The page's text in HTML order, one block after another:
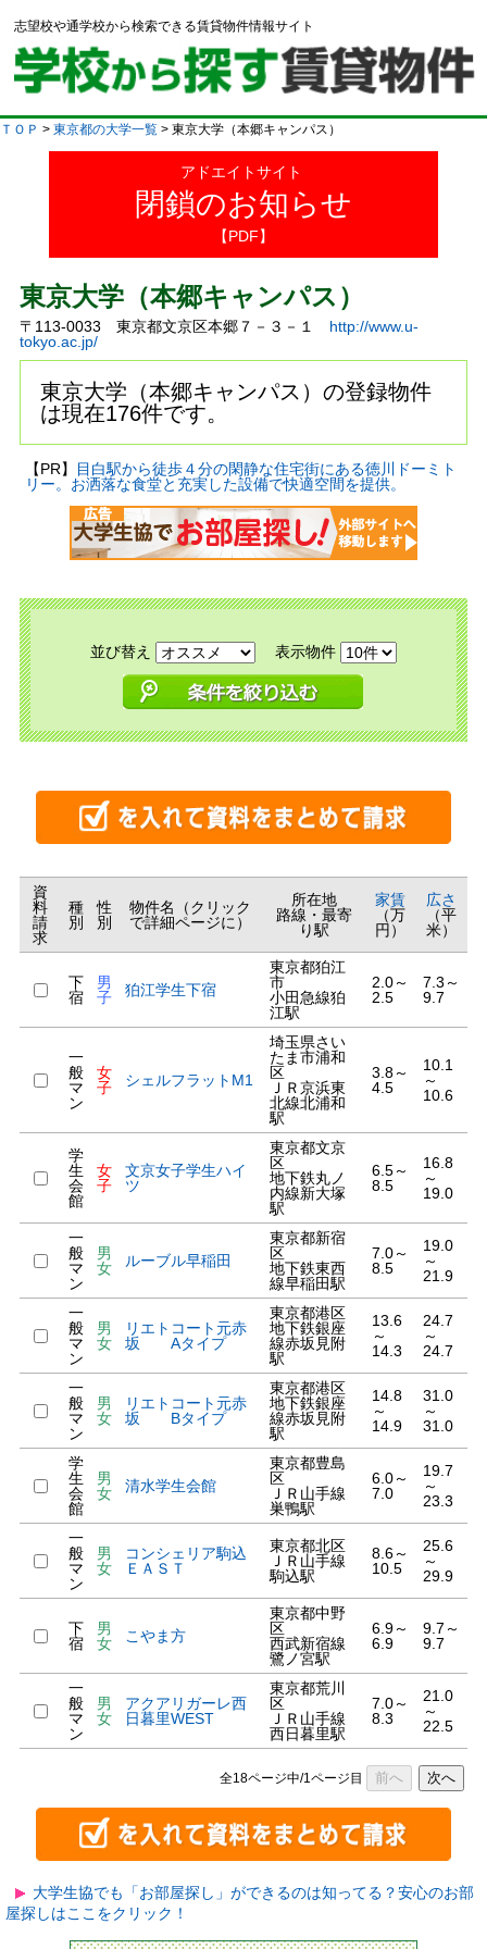
志望校や通学校から検索できる賃貸物件情報サイト
ＴＯＰ > 東京都の大学一覧 > 東京大学（本郷キャンパス）
アドエイトサイト
閉鎖のお知らせ
【PDF】
東京大学（本郷キャンパス）
〒113-0033 東京都文京区本郷７－３－１ http://www.u-
tokyo.ac.jp/
東京大学（本郷キャンパス）の登録物件
は現在176件です。
【PR】
目白駅から徒歩４分の閑静な住宅街にある徳川ドーミト
リー。お洒落な食堂と充実した設備で快適空間を提供。
並び替え 表示物件
資
料
請
求
種
別
性
別
物件名（クリック
で詳細ページに）
所在地
路線・最寄
り駅
家賃
（万
円）
広さ
（平
米）
下
宿
男
子
狛江学生下宿
東京都狛江
市
小田急線狛
江駅
2.0～
2.5
7.3～
9.7
一
般
マ
ン
女
子
シェルフラットM1
埼玉県さい
たま市浦和
区
ＪＲ京浜東
北線北浦和
駅
3.8～
4.5
10.1
～
10.6
学
生
会
館
女
子
文京女子学生ハイ
ツ
東京都文京
区
地下鉄丸ノ
内線新大塚
駅
6.5～
8.5
16.8
～
19.0
一
般
マ
ン
男
女
ルーブル早稲田
東京都新宿
区
地下鉄東西
線早稲田駅
7.0～
8.5
19.0
～
21.9
一
般
マ
ン
男
女
リエトコート元赤
坂 Aタイプ
東京都港区
地下鉄銀座
線赤坂見附
駅
13.6
～
14.3
24.7
～
24.7
一
般
マ
ン
男
女
リエトコート元赤
坂 Bタイプ
東京都港区
地下鉄銀座
線赤坂見附
駅
14.8
～
14.9
31.0
～
31.0
学
生
会
館
男
女
清水学生会館
東京都豊島
区
ＪＲ山手線
巣鴨駅
6.0～
7.0
19.7
～
23.3
一
般
マ
ン
男
女
コンシェリア駒込
ＥＡＳＴ
東京都北区
ＪＲ山手線
駒込駅
8.6～
10.5
25.6
～
29.9
下
宿
男
女
こやま方
東京都中野
区
西武新宿線
鷺ノ宮駅
6.9～
6.9
9.7～
9.7
一
般
マ
ン
男
女
アクアリガーレ西
日暮里WEST
東京都荒川
区
ＪＲ山手線
西日暮里駅
7.0～
8.3
21.0
～
22.5
全18ページ中/1ページ目 前へ 次へ
大学生協でも「お部屋探し」ができるのは知ってる？安心のお部
屋探しはここをクリック！